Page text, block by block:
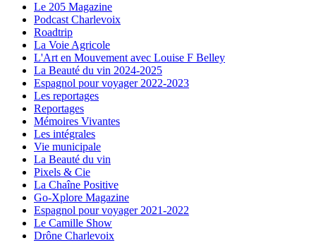
Le 205 Magazine
Podcast Charlevoix
Roadtrip
La Voie Agricole
L'Art en Mouvement avec Louise F Belley
La Beauté du vin 2024-2025
Espagnol pour voyager 2022-2023
Les reportages
Reportages
Mémoires Vivantes
Les intégrales
Vie municipale
La Beauté du vin
Pixels & Cie
La Chaîne Positive
Go-Xplore Magazine
Espagnol pour voyager 2021-2022
Le Camille Show
Drône Charlevoix